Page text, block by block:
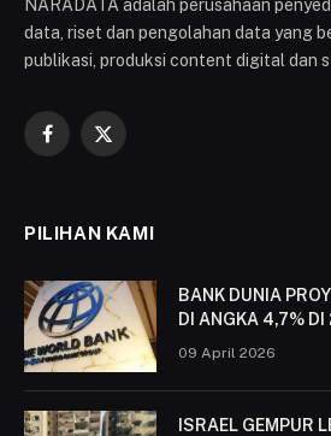
NARADATA adalah perusahaan
data, riset dan pengolahan data yang
publikasi, produksi content digital dan
Facebook
X
PILIHAN KAMI
BANK DUNIA
DI ANGKA 4,7%
09 April 2026
ISRAEL GEMPUR